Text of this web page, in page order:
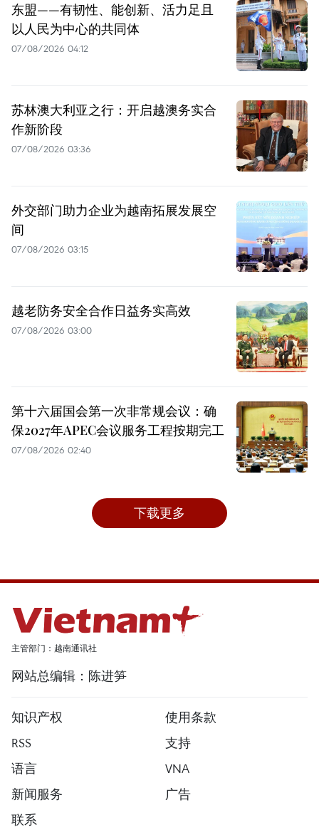
东盟——有韧性、能创新、活力足且
以人民为中心的共同体
07/08/2026 04:12
苏林澳大利亚之行：开启越澳务实合
作新阶段
07/08/2026 03:36
外交部门助力企业为越南拓展发展空
间
07/08/2026 03:15
越老防务安全合作日益务实高效
07/08/2026 03:00
第十六届国会第一次非常规会议：确
保2027年APEC会议服务工程按期完工
07/08/2026 02:40
下载更多
主管部门：越南通讯社
网站总编辑：陈进笋
知识产权
使用条款
RSS
支持
语言
VNA
新闻服务
广告
联系